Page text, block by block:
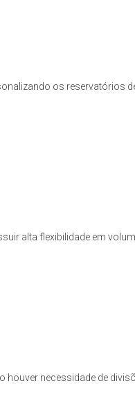
os reservatórios
alta flexibilidade em
necessidade de